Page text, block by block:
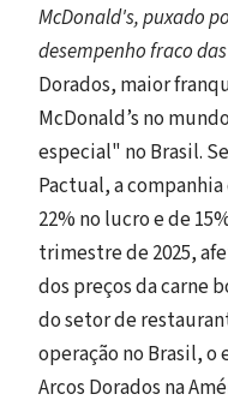
McDonald's, puxado
desempenho fraco
Dorados, maior
McDonald’s no
especial" no Brasil.
Pactual, a
22% no lucro e de
trimestre de 2025,
dos preços da carne
do setor de
operação no Brasil, o
Arcos Dorados na